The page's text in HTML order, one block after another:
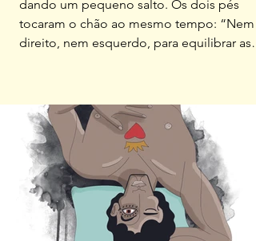
dando um pequeno salto. Os dois pés
tocaram o chão ao mesmo tempo: “Nem
direito, nem esquerdo, para equilibrar as
mesmo de começar, ela acendeu um
defumador natural feito de alecrim, arruda
outras ervas protetoras. A fumaça densa
atravessou a mesa devagar enquanto ela
falava sobre intuição, sonhos, plantas me